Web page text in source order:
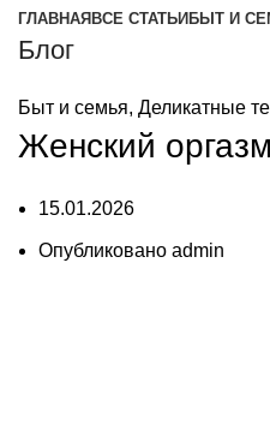
ГЛАВНАЯ ВСЕ СТАТЬИ БЫТ И
Блог
Быт и семья, Деликатные
Женский
15.01.2026
Опубликовано admin